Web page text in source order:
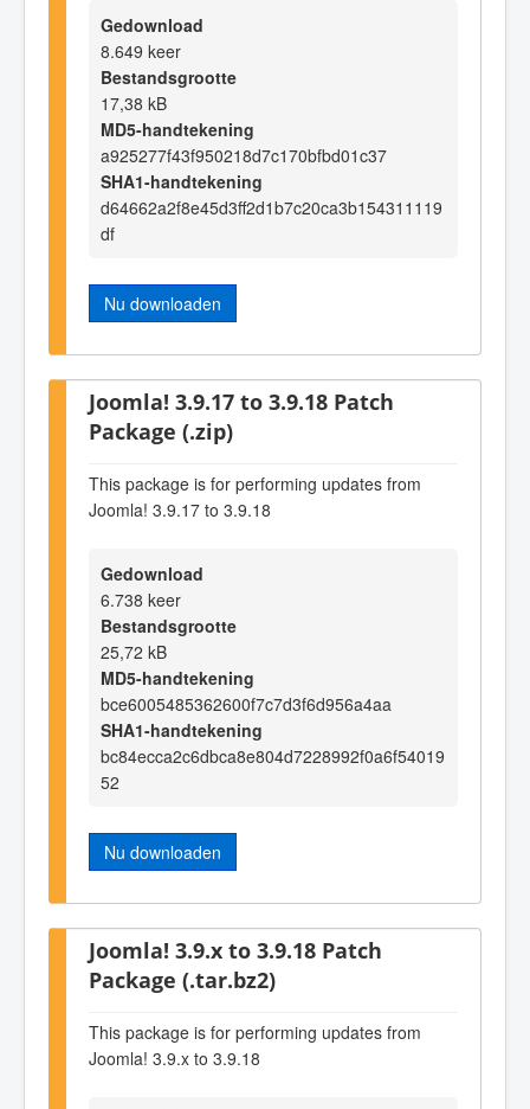
Gedownload
8.649 keer
Bestandsgrootte
17,38 kB
MD5-handtekening
a925277f43f950218d7c170bfbd01c37
SHA1-handtekening
d64662a2f8e45d3ff2d1b7c20ca3b154311119
df
Nu downloaden
Joomla! 3.9.17 to 3.9.18 Patch
Package (.zip)
This package is for performing updates from
Joomla! 3.9.17 to 3.9.18
Gedownload
6.738 keer
Bestandsgrootte
25,72 kB
MD5-handtekening
bce6005485362600f7c7d3f6d956a4aa
SHA1-handtekening
bc84ecca2c6dbca8e804d7228992f0a6f54019
52
Nu downloaden
Joomla! 3.9.x to 3.9.18 Patch
Package (.tar.bz2)
This package is for performing updates from
Joomla! 3.9.x to 3.9.18